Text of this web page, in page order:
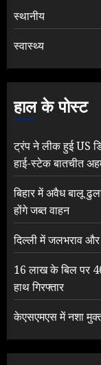
स्थानीय
स्वास्थ्य
हाल के पोस्ट
ट्रंप ने लीक हुई US
हाई-स्टेक बातचीत
बिहार में अवैध बालू
होंगे जब्त वाहन
दिल्ली में जलभराव
16 लाख के बिल पर
हाथ गिरफ्तार
केएसएमएस में नशा